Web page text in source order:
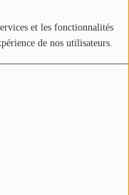
et les fonctionnalités
de nos utilisateurs.